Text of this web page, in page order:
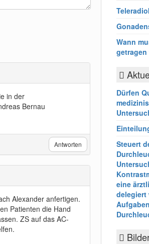
in der
Bernau
Antworten
Alexander anfertigen.
Patienten die Hand
ZS auf das AC-
Wann
getragen
Dürfen
Steuert
eine
delegiert